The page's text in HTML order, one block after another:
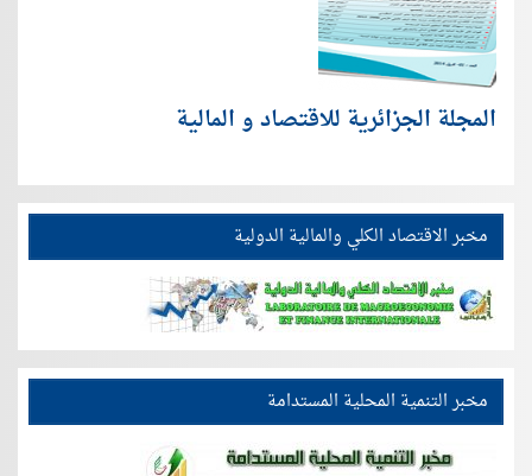
المجلة الجزائرية للاقتصاد و المالية
مخبر الاقتصاد الكلي والمالية الدولية
مخبر التنمية المحلية المستدامة